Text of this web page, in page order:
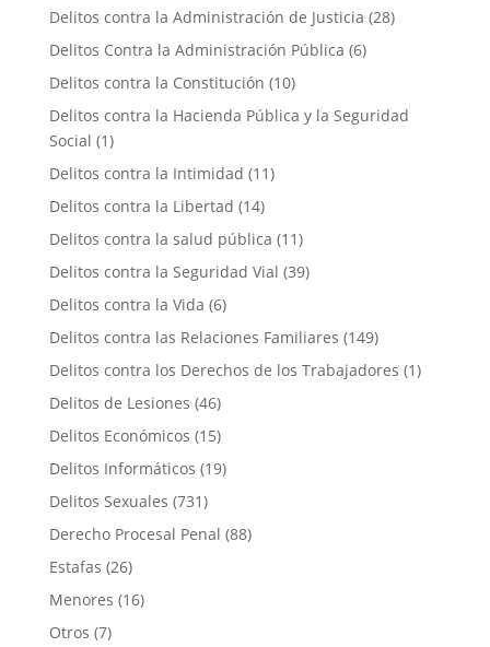
Delitos contra la Administración de Justicia (28)
Delitos Contra la Administración Pública (6)
Delitos contra la Constitución (10)
Delitos contra la Hacienda Pública y la Seguridad
Social (1)
Delitos contra la Intimidad (11)
Delitos contra la Libertad (14)
Delitos contra la salud pública (11)
Delitos contra la Seguridad Vial (39)
Delitos contra la Vida (6)
Delitos contra las Relaciones Familiares (149)
Delitos contra los Derechos de los Trabajadores (1)
Delitos de Lesiones (46)
Delitos Económicos (15)
Delitos Informáticos (19)
Delitos Sexuales (731)
Derecho Procesal Penal (88)
Estafas (26)
Menores (16)
Otros (7)